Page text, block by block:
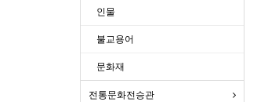
인물
불교용어
문화재
전통문화전승관